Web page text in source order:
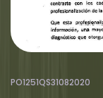
PO1251QS31082020